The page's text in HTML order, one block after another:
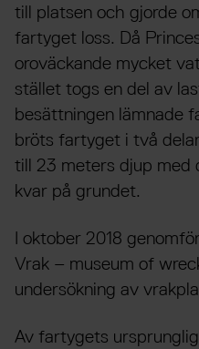
till platsen och gjorde
fartyget loss. Då
oroväckande mycket
stället togs en del av
besättningen lämnade
bröts fartyget i två
till 23 meters djup med
kvar på grundet.
I oktober 2018
Vrak – museum of
undersökning av
Av fartygets